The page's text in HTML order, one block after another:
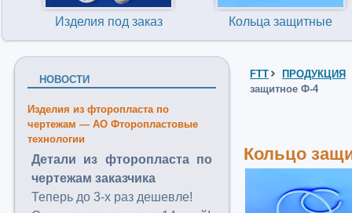
Изделия под заказ Кольца защитные
НОВОСТИ
Изделия из фторопласта по
чертежам — АО Фторопластовые
технологии
Детали из фторопласта по
чертежам заказчика
Теперь до 3-х раз дешевле!
FTT
ПРОДУКЦИЯ
защитное Ф-4
Кольцо